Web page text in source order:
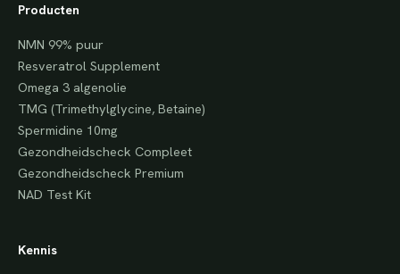
Producten
NMN 99% puur
Resveratrol Supplement
Omega 3 algenolie
TMG (Trimethylglycine, Betaine)
Spermidine 10mg
Gezondheidscheck Compleet
Gezondheidscheck Premium
NAD Test Kit
Kennis